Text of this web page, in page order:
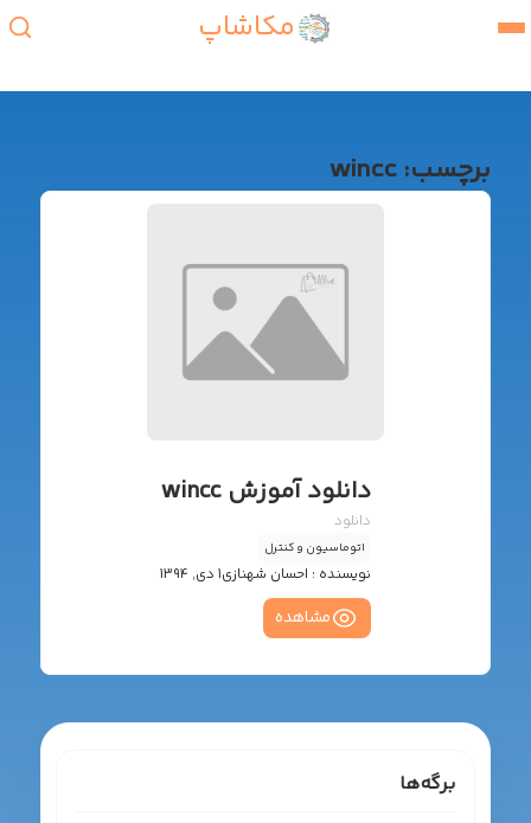
مکاشاپ
برگه‌ها
برچسب: wincc
دانلود آموزش wincc
دانلود
اتوماسیون و کنترل
نویسنده : احسان شهنازی1 دی, 1394
مشاهده